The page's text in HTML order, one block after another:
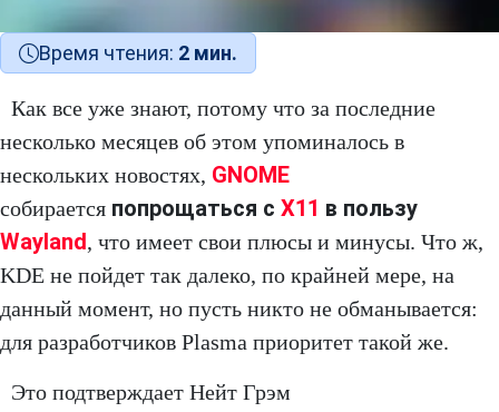
Время чтения: 2 мин.
Как все уже знают, потому что за последние
несколько месяцев об этом упоминалось в
нескольких новостях, GNOME
собирается попрощаться с X11 в пользу
Wayland, что имеет свои плюсы и минусы. Что ж,
KDE не пойдет так далеко, по крайней мере, на
данный момент, но пусть никто не обманывается:
для разработчиков Plasma приоритет такой же.
Это подтверждает Нейт Грэм